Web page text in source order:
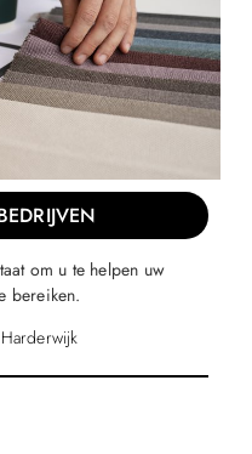
om u te helpen uw
bereiken.